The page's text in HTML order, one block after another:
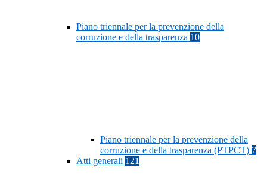
Piano triennale per la prevenzione della
corruzione e della trasparenza 10
Piano triennale per la prevenzione della
corruzione e della trasparenza (PTPCT) 7
Atti generali 121